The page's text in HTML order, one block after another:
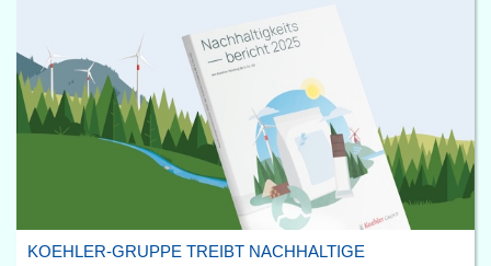
KOEHLER-GRUPPE TREIBT NACHHALTIGE